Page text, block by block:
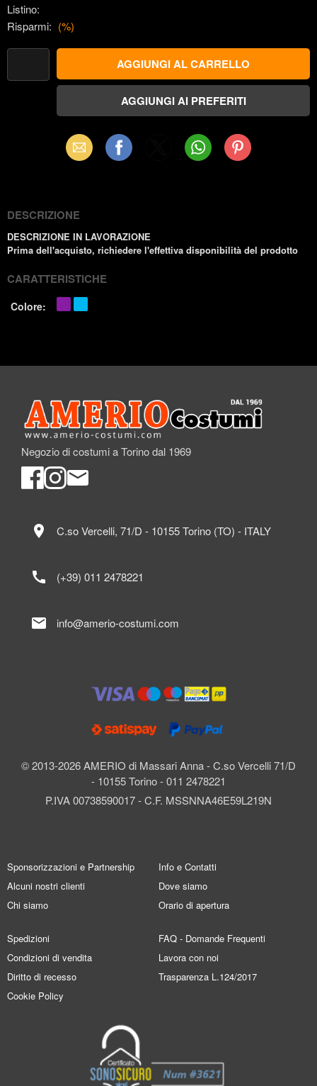
Listino:
Risparmi: (%)
Email Facebook WhatsAppPinterest
DESCRIZIONE
DESCRIZIONE IN LAVORAZIONE
Prima dell'acquisto, richiedere l'effettiva disponibilità del prodotto
CARATTERISTICHE
Colore:
Negozio di costumi a Torino dal 1969
© 2013-2026 AMERIO di Massari Anna - C.so Vercelli 71/D
- 10155 Torino - 011 2478221
P.IVA 00738590017 - C.F. MSSNNA46E59L219N
location_on C.so Vercelli, 71/D - 10155 Torino (TO) - ITALY
call (+39) 011 2478221
mail info@amerio-costumi.com
Sponsorizzazioni e Partnership
Alcuni nostri clienti
Chi siamo
Info e Contatti
Dove siamo
Orario di apertura
Spedizioni
Condizioni di vendita
Diritto di recesso
Cookie Policy
FAQ - Domande Frequenti
Lavora con noi
Trasparenza L.124/2017